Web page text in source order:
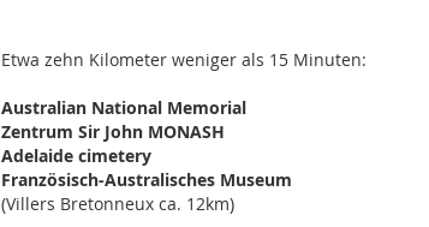
Etwa zehn Kilometer weniger als 15 Minuten:
Australian National Memorial
Zentrum Sir John MONASH
Adelaide cimetery
Französisch-Australisches Museum
(Villers Bretonneux ca. 12km)